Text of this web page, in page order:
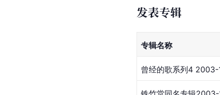
发表专辑
专辑名称
曾经的歌系列4